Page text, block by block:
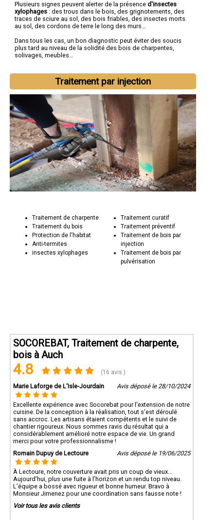
Plusieurs signes peuvent alerter de la présence d'insectes
xylophages : des trous dans le bois, des grignotements, des
traces de sciure au sol, des bois friables, des insectes morts
au sol, des cordons de terre le long des murs…
Dans tous les cas, un bon diagnostic peut éviter des soucis
plus tard au niveau de la solidité des bois de charpentes,
solivages, meubles…
Traitement par injection
Traitement de charpente
Traitement du bois
Protection de l'habitat
Anti-termites
insectes xylophages
Traitement curatif
Traitement préventif
Traitement de bois par
injection
Traitement de bois par
pulvérisation
SOCOREBAT, Traitement de charpente,
bois à Auch
4.8 (16 avis )
Marie Laforge de L'Isle-Jourdain Avis déposé le 28/10/2024
Excellente expérience avec Socorebat pour l'extension de notre
cuisine. De la conception à la réalisation, tout s'est déroulé
sans accroc. Les artisans étaient compétents et le suivi de
chantier rigoureux. Nous sommes ravis du résultat qui a
considérablement amélioré notre espace de vie. Un grand
merci pour votre professionnalisme !
Romain Dupuy de Lectoure
Avis déposé le 19/06/2025
À Lectoure, notre couverture avait pris un coup de vieux…
Aujourd’hui, plus une fuite à l’horizon et un rendu top niveau.
L’équipe a bossé avec rigueur et bonne humeur. Bravo à
Monsieur Jimenez pour une coordination sans fausse note !
Voir tous les avis clients